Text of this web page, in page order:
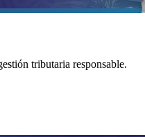
tributaria responsable.